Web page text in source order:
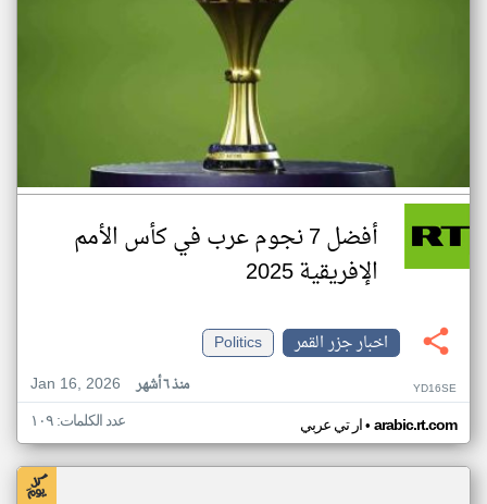
أفضل 7 نجوم عرب في كأس الأمم
الإفريقية 2025
اخبار جزر القمر
Politics
Jan 16, 2026
منذ ٦ أشهر YD16SE
ار تي عربي• arabic.rt.com عدد الكلمات: ١٠٩